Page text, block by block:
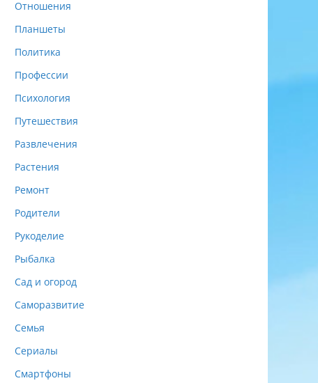
Отношения
Планшеты
Политика
Профессии
Психология
Путешествия
Развлечения
Растения
Ремонт
Родители
Рукоделие
Рыбалка
Сад и огород
Саморазвитие
Семья
Сериалы
Смартфоны